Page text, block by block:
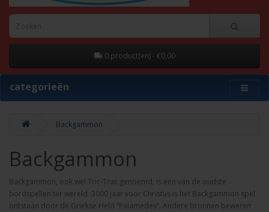
0 product(en) - €0,00
categorieën
Backgammon
Backgammon
Backgammon, ook wel Tric-Trac genoemd, is een van de oudste
bordspellen ter wereld. 3000 jaar voor Christus is het Backgammon spel
ontstaan door de Griekse Held “Palamedes”. Andere bronnen beweren